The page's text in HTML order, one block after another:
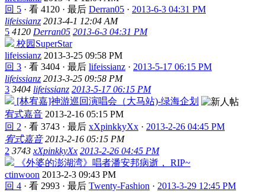
回 5 · 看 4120 · 最后 Derran05 · 2013-6-3 04:31 PM
lifeissianz 2013-4-1 12:04 AM
5 4120 Derran05 2013-6-3 04:31 PM
校园SuperStar
lifeissianz 2013-3-25 09:58 PM
回 3 · 看 3404 · 最后 lifeissianz · 2013-5-17 06:15 PM
lifeissianz 2013-3-25 09:58 PM
3 3404 lifeissianz 2013-5-17 06:15 PM
[林宥嘉]神游巡回演唱会（大马站)-绿海企划
宥式嘉音 2013-2-16 05:15 PM
回 2 · 看 3743 · 最后 xXpinkkyXx · 2013-2-26 04:45 PM
宥式嘉音 2013-2-16 05:15 PM
2 3743 xXpinkkyXx 2013-2-26 04:45 PM
《外婆的澎湖湾》唱者潘安邦病逝， RIP~
ctinwoon 2013-2-3 09:43 PM
回 4 · 看 2993 · 最后 Twenty-Fashion · 2013-3-29 12:45 PM